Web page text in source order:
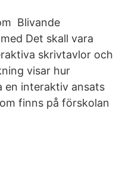
Blivande
Det skall vara
skrivtavlor och
visar hur
en interaktiv ansats
finns på förskolan